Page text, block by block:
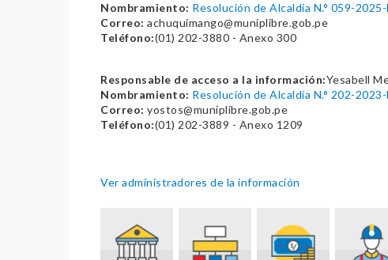
Nombramiento: Resolución de Alcaldía N.° 059-2025-
Correo: achuquimango@muniplibre.gob.pe
Teléfono:(01) 202-3880 - Anexo 300
Responsable de acceso a la información:Yesabell
Nombramiento: Resolución de Alcaldía N.° 202-2023-
Correo: yostos@muniplibre.gob.pe
Teléfono:(01) 202-3889 - Anexo 1209
Ver administradores de la información